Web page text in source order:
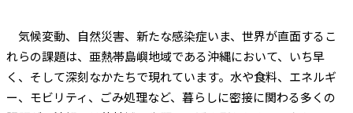
気候変動、自然災害、新たな感染症――いま、世界が直面するこ
れらの課題は、亜熱帯島嶼地域である沖縄において、いち早
く、そして深刻なかたちで現れています。水や食料、エネルギ
ー、モビリティ、ごみ処理など、暮らしに密接に関わる多くの